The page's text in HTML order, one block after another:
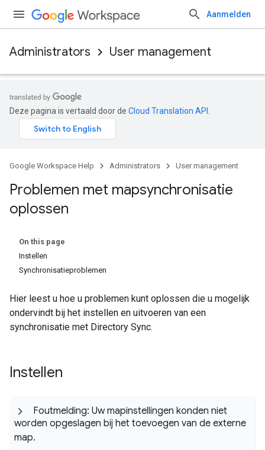
Aanmelden
Administrators User management
Deze pagina is vertaald door de Cloud Translation API
Google Workspace Help Administrators User management
Problemen met mapsynchronisatie
oplossen
On this page
Instellen
Synchronisatieproblemen
Hier leest u hoe u problemen kunt oplossen die u mogelijk
ondervindt bij het instellen en uitvoeren van een
synchronisatie met Directory Sync.
Instellen
Foutmelding: Uw mapinstellingen konden niet
worden opgeslagen bij het toevoegen van de externe
map.